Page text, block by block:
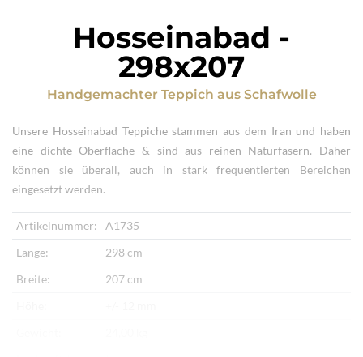
Hosseinabad -
298x207
Handgemachter Teppich aus Schafwolle
Unsere Hosseinabad Teppiche stammen aus dem Iran und haben
eine dichte Oberfläche & sind aus reinen Naturfasern. Daher
können sie überall, auch in stark frequentierten Bereichen
eingesetzt werden.
Artikelnummer:
A1735
Länge:
298 cm
Breite:
207 cm